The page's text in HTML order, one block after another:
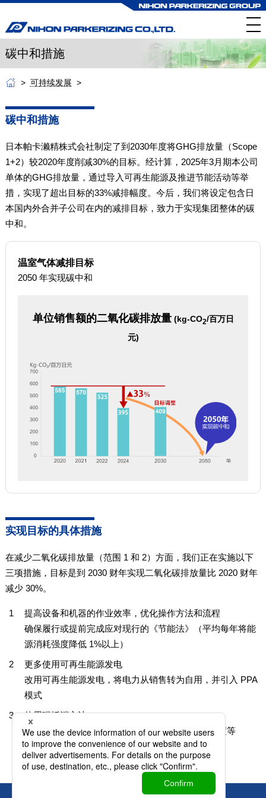
碳中和措施
可持续发展
碳中和措施
日本帕卡濑精株式会社制定了到2030年度将GHG排放量（Scope
1+2）较2020年度削减30%的目标。经计算，2025年3月期本公司
单体的GHG排放量，通过导入可再生能源及推进节能活动等举
措，实现了超出目标的33%减排幅度。今后，我们将设定包含日
本国内外合并子公司在内的减排目标，致力于实现集团整体的碳
中和。
温室气体减排目标
2050 年实现碳中和
单位销售额的二氧化碳排放量(kg-CO2/百万日
元)
实现目标的具体措施
在减少二氧化碳排放量（范围 1 和 2）方面，我们正在实施以下
三项措施，目标是到 2030 财年实现二氧化碳排放量比 2020 财年
减少 30%。
提高设备和机器的作业效率，优化操作方法和流程
确保履行或提前完成应对现行的《节能法》（平均每年将能
源消耗强度降低 1%以上）
更多使用可再生能源发电
改用可再生能源发电，将电力从销售转为自用，并引入 PPA
模式
使用碳抵消方法
使用 J-Credit、购买绿色电力证书、碳排放交易制度等